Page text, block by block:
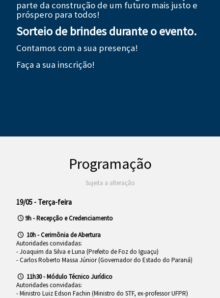
parte da construção de um futuro mais justo e
próspero para todos!
Sorteio de brindes durante o evento.
Contamos com a sua presença!
Faça a sua inscrição!
Programação
Sujeita a alteração
19/05 - Terça-feira
9h - Recepção e Credenciamento
10h - Cerimônia de Abertura
Autoridades convidadas:
- Joaquim da Silva e Luna (Prefeito de Foz do Iguaçu)
- Carlos Roberto Massa Júnior (Governador do Estado do Paraná)
11h30 - Módulo Técnico Jurídico
Autoridades convidadas:
- Ministro Luiz Edson Fachin (Ministro do STF, ex-professor UFPR)